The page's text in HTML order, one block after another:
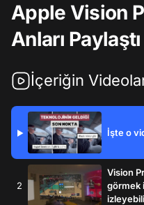
Apple Vision
Anları Paylaştı
İçeriğin
▶ İşte o
2
Vision
görmek